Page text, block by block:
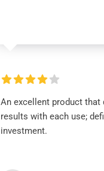
An excellent product that
results with each use;
investment.